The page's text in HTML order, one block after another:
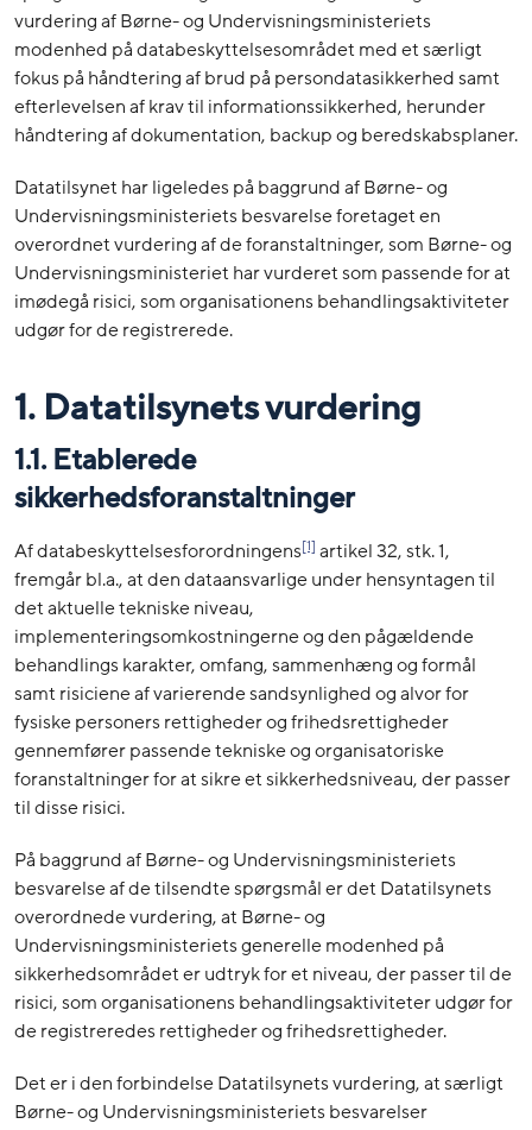
vurdering af Børne- og Undervisningsministeriets
modenhed på databeskyttelsesområdet med et særligt
fokus på håndtering af brud på persondatasikkerhed samt
efterlevelsen af krav til informationssikkerhed, herunder
håndtering af dokumentation, backup og beredskabsplaner.
Datatilsynet har ligeledes på baggrund af Børne- og
Undervisningsministeriets besvarelse foretaget en
overordnet vurdering af de foranstaltninger, som Børne- og
Undervisningsministeriet har vurderet som passende for at
imødegå risici, som organisationens behandlingsaktiviteter
udgør for de registrerede.
1. Datatilsynets vurdering
1.1. Etablerede
sikkerhedsforanstaltninger
Af databeskyttelsesforordningens[1] artikel 32, stk. 1,
fremgår bl.a., at den dataansvarlige under hensyntagen til
det aktuelle tekniske niveau,
implementeringsomkostningerne og den pågældende
behandlings karakter, omfang, sammenhæng og formål
samt risiciene af varierende sandsynlighed og alvor for
fysiske personers rettigheder og frihedsrettigheder
gennemfører passende tekniske og organisatoriske
foranstaltninger for at sikre et sikkerhedsniveau, der passer
til disse risici.
På baggrund af Børne- og Undervisningsministeriets
besvarelse af de tilsendte spørgsmål er det Datatilsynets
overordnede vurdering, at Børne- og
Undervisningsministeriets generelle modenhed på
sikkerhedsområdet er udtryk for et niveau, der passer til de
risici, som organisationens behandlingsaktiviteter udgør for
de registreredes rettigheder og frihedsrettigheder.
Det er i den forbindelse Datatilsynets vurdering, at særligt
Børne- og Undervisningsministeriets besvarelser